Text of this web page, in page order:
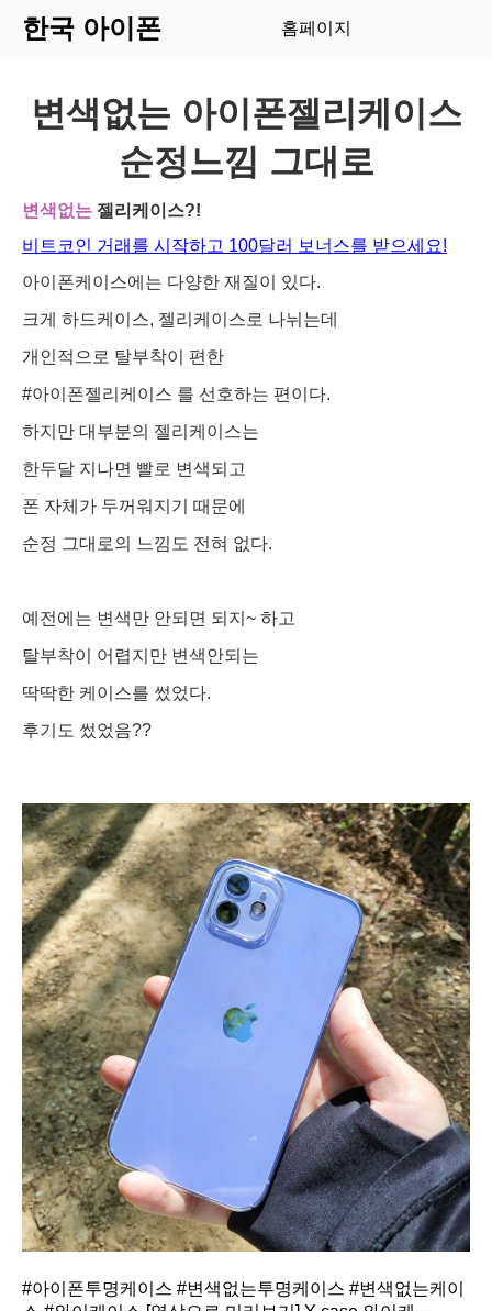
한국 아이폰 홈페이지
변색없는 아이폰젤리케이스
순정느낌 그대로
변색없는 젤리케이스?!
비트코인 거래를 시작하고 100달러 보너스를 받으세요!
아이폰케이스에는 다양한 재질이 있다.
크게 하드케이스, 젤리케이스로 나뉘는데
개인적으로 탈부착이 편한
#아이폰젤리케이스 를 선호하는 편이다.
하지만 대부분의 젤리케이스는
한두달 지나면 빨로 변색되고
폰 자체가 두꺼워지기 때문에
순정 그대로의 느낌도 전혀 없다.
예전에는 변색만 안되면 되지~ 하고
탈부착이 어렵지만 변색안되는
딱딱한 케이스를 썼었다.
후기도 썼었음??
#아이폰투명케이스 #변색없는투명케이스 #변색없는케이